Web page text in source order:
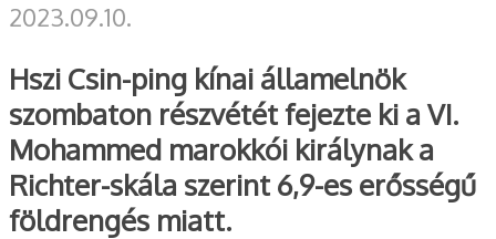
2023.09.10.
Hszi Csin-ping kínai államelnök
szombaton részvétét fejezte ki a VI.
Mohammed marokkói királynak a
Richter-skála szerint 6,9-es erősségű
földrengés miatt.